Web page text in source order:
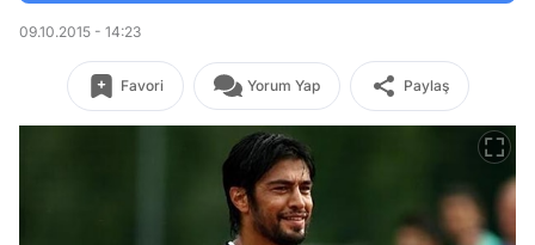
09.10.2015 - 14:23
Favori Yorum Yap Paylaş